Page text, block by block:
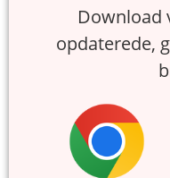
Download
opdaterede,